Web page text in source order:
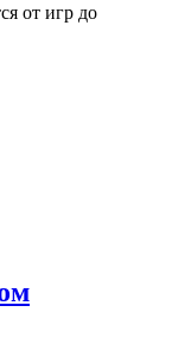
от игр до